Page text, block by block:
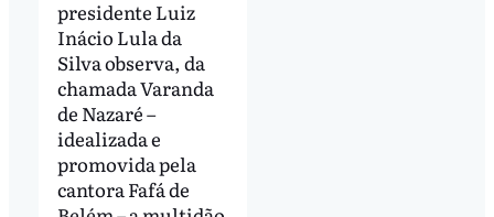
presidente Luiz
Inácio Lula da
Silva observa, da
chamada Varanda
de Nazaré –
idealizada e
promovida pela
cantora Fafá de